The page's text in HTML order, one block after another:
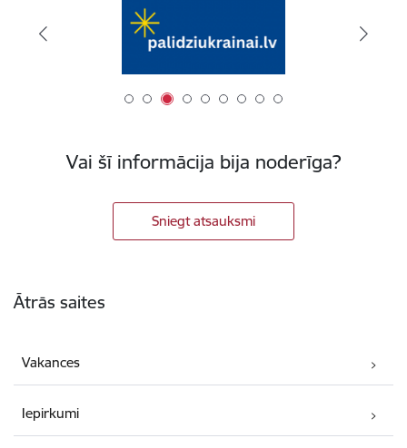
Vai šī informācija bija noderīga?
Sniegt atsauksmi
Ātrās saites
Vakances
Iepirkumi